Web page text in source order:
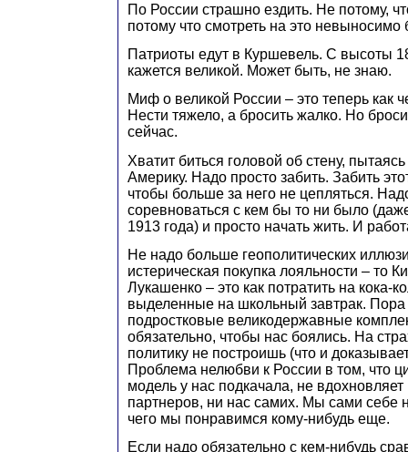
По России страшно ездить. Не потому,
потому что смотреть на это невыносимо
Патриоты едут в Куршевель. С высоты
кажется великой. Может быть, не знаю.
Миф о великой России – это теперь как
Нести тяжело, а бросить жалко. Но
сейчас.
Хватит биться головой об стену,
Америку. Надо просто забить. Забить
чтобы больше за него не цепляться.
соревноваться с кем бы то ни было
1913 года) и просто начать жить. И
Не надо больше геополитических
истерическая покупка лояльности – то
Лукашенко – это как потратить на кока-
выделенные на школьный завтрак. Пора
подростковые великодержавные
обязательно, чтобы нас боялись. На
политику не построишь (что и
Проблема нелюбви к России в том, что
модель у нас подкачала, не
партнеров, ни нас самих. Мы сами себе
чего мы понравимся кому-нибудь еще.
Если надо обязательно с кем-нибудь